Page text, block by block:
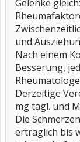
Gelenke
und
Nach einem
Besserung,
Derzeitige
mg tägl. und
Die
erträglich bis